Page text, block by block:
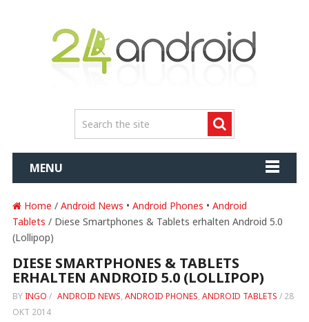
MENU
Home / Android News • Android Phones • Android
Tablets / Diese Smartphones & Tablets erhalten Android 5.0
(Lollipop)
DIESE SMARTPHONES & TABLETS
ERHALTEN ANDROID 5.0 (LOLLIPOP)
BY INGO / ANDROID NEWS, ANDROID PHONES, ANDROID TABLETS / 28
OKT 2014